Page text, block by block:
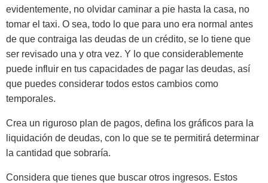
evidentemente, no olvidar caminar a pie hasta la casa, no
tomar el taxi. O sea, todo lo que para uno era normal antes
de que contraiga las deudas de un crédito, se lo tiene que
ser revisado una y otra vez. Y lo que considerablemente
puede influir en tus capacidades de pagar las deudas, así
que puedes considerar todos estos cambios como
temporales.
Crea un riguroso plan de pagos, defina los gráficos para la
liquidación de deudas, con lo que se te permitirá determinar
la cantidad que sobraría.
Considera que tienes que buscar otros ingresos. Estos